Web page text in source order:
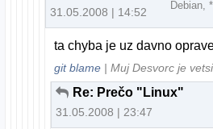
31.05.2008 | 14:52
Debian,
ta chyba je uz davno
git blame | Muj Desvorc je
Re: Prečo "Linux"
31.05.2008 | 23:47